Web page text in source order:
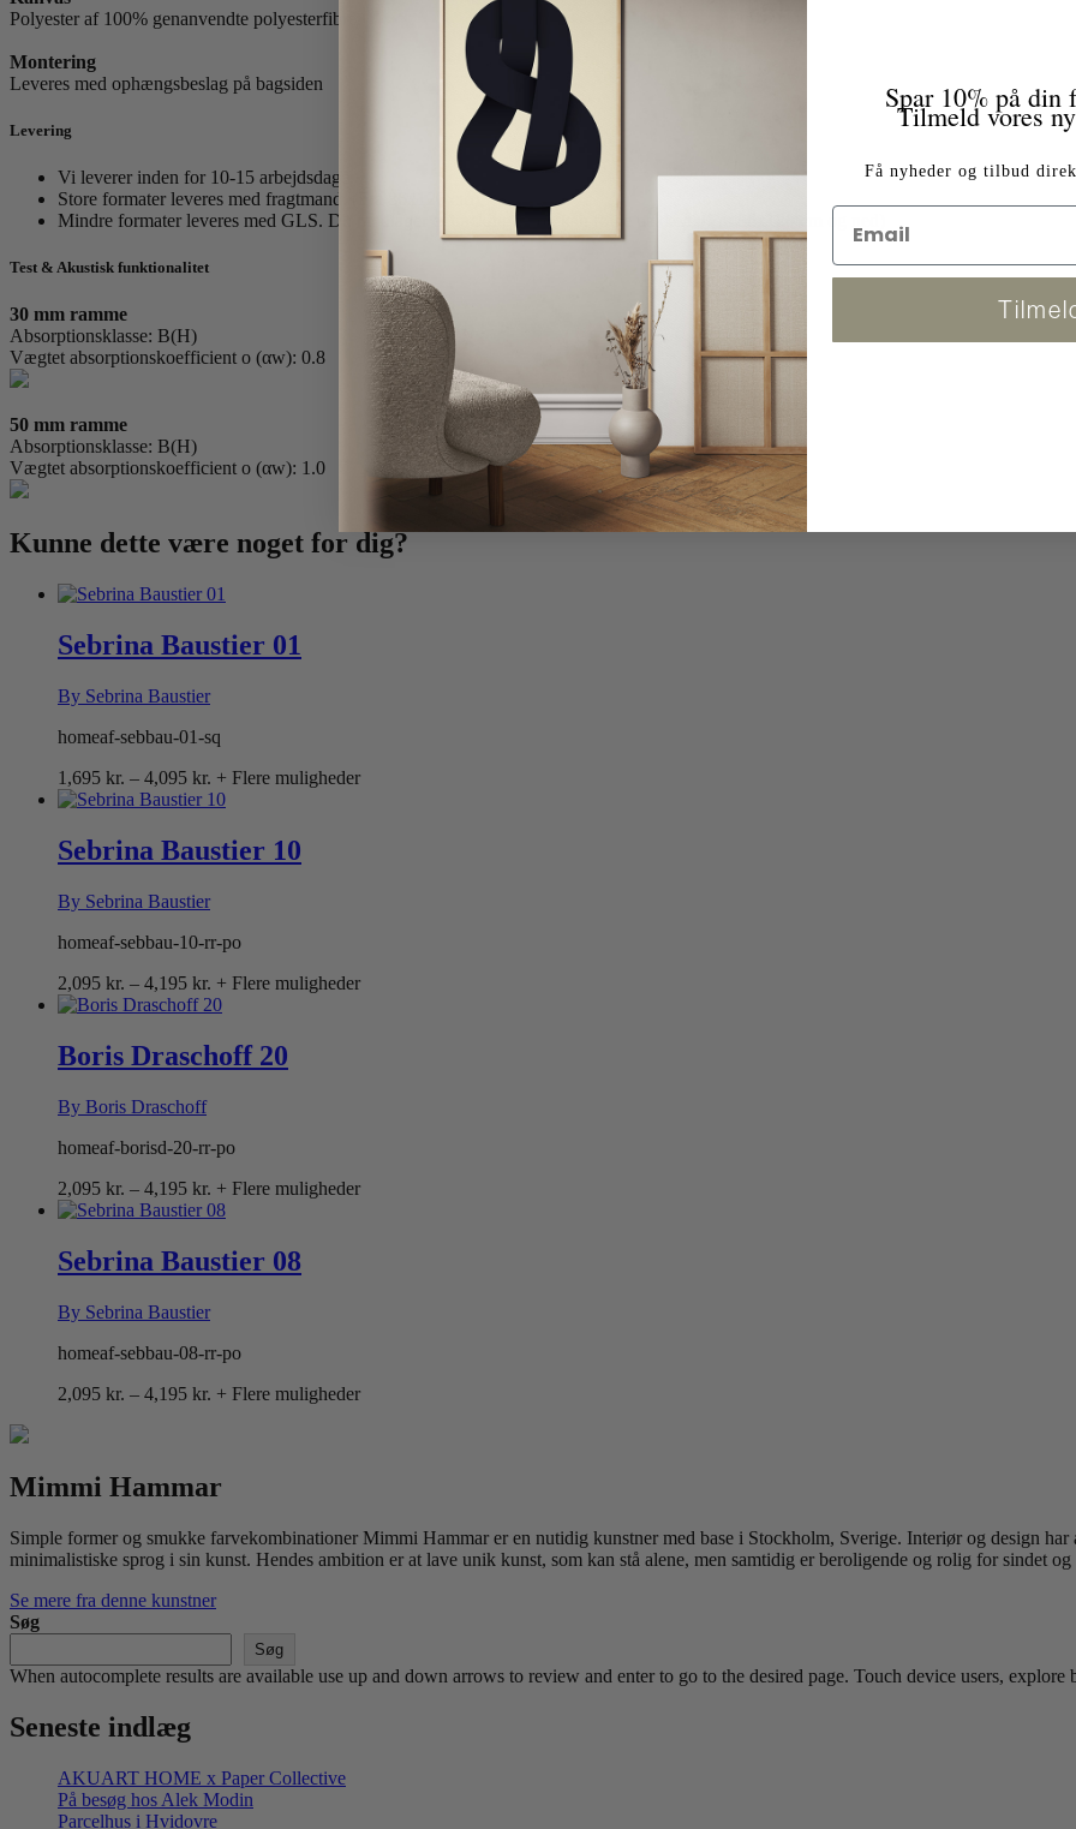
Polyester af 100% genanvendte polyesterfibre.
Montering
Leveres med ophængsbeslag på bagsiden
Levering
Vi leverer inden for 10-15 arbejdsdage.
Store formater leveres med fragtmand. (Fra 86x120 cm)
Mindre formater leveres med GLS. Du modtager et tracking nr og kan følge pakken. (Fra 86x120 cm og ned)
Test & Akustisk funktionalitet
30 mm ramme
Absorptionsklasse: B(H)
Vægtet absorptionskoefficient o (αw): 0.8
50 mm ramme
Absorptionsklasse: B(H)
Vægtet absorptionskoefficient o (αw): 1.0
Kunne dette være noget for dig?
Sebrina Baustier 01
By Sebrina Baustier
homeaf-sebbau-01-sq
1,695 kr. – 4,095 kr. Prisinterval:
1,695 kr.
4,095 kr.
+ Flere muligheder
Sebrina Baustier 10
By Sebrina Baustier
homeaf-sebbau-10-rr-po
2,095 kr. – 4,195 kr. Prisinterval:
2,095 kr.
4,195 kr.
+ Flere muligheder
Boris Draschoff 20
By Boris Draschoff
homeaf-borisd-20-rr-po
2,095 kr. – 4,195 kr. Prisinterval:
2,095 kr.
4,195 kr.
+ Flere muligheder
Sebrina Baustier 08
By Sebrina Baustier
homeaf-sebbau-08-rr-po
2,095 kr. – 4,195 kr. Prisinterval:
+ Flere muligheder
Mimmi Hammar
Simple former og smukke farvekombinationer Mimmi Hammar er en nutidig kunstner med base i Stockholm, Sverige. Interiør og design
minimalistiske sprog i sin kunst. Hendes ambition er at lave unik kunst, som kan stå alene, men samtidig er beroligende og rolig for sindet
Se mere fra denne kunstner
Søg
Søg
When autocomplete results are available use up and down arrows to review and enter to go to the desired page. Touch device users,
Seneste indlæg
AKUART HOME x Paper Collective
På besøg hos Alek Modin
Parcelhus i Hvidovre
Spar 10% på din
Tilmeld vores
Få nyheder og tilbud